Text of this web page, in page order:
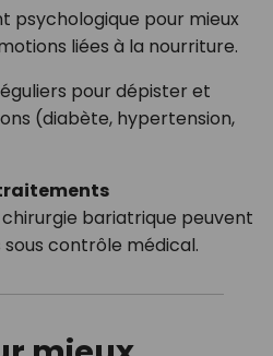
psychologique pour mieux
liées à la nourriture.
pour dépister et
(diabète, hypertension,
bariatrique peuvent
contrôle médical.